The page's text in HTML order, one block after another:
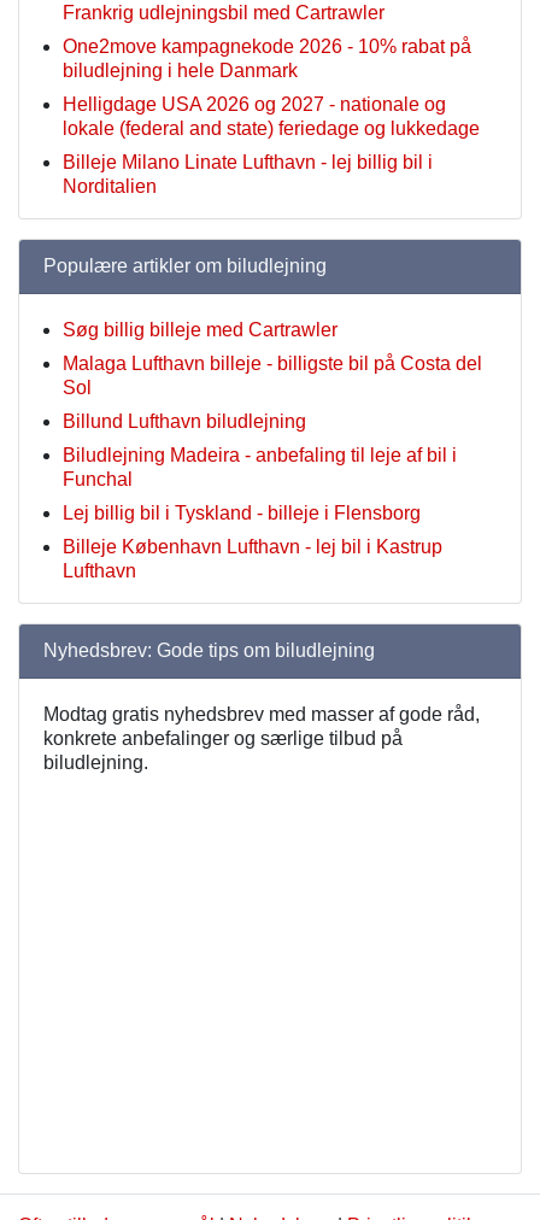
Frankrig udlejningsbil med Cartrawler
One2move kampagnekode 2026 - 10% rabat på
biludlejning i hele Danmark
Helligdage USA 2026 og 2027 - nationale og
lokale (federal and state) feriedage og lukkedage
Billeje Milano Linate Lufthavn - lej billig bil i
Norditalien
Populære artikler om biludlejning
Søg billig billeje med Cartrawler
Malaga Lufthavn billeje - billigste bil på Costa del
Sol
Billund Lufthavn biludlejning
Biludlejning Madeira - anbefaling til leje af bil i
Funchal
Lej billig bil i Tyskland - billeje i Flensborg
Billeje København Lufthavn - lej bil i Kastrup
Lufthavn
Nyhedsbrev: Gode tips om biludlejning
Modtag gratis nyhedsbrev med masser af gode råd,
konkrete anbefalinger og særlige tilbud på
biludlejning.